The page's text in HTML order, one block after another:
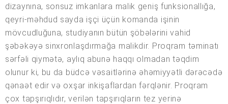
dizaynına, sonsuz imkanlara malik geniş funksionallığa,
qeyri-məhdud sayda işçi üçün komanda işinin
mövcudluğuna, studiyanın bütün şöbələrini vahid
şəbəkəyə sinxronlaşdırmağa malikdir. Proqram təminatı
sərfəli qiymətə, aylıq abunə haqqı olmadan təqdim
olunur ki, bu da büdcə vəsaitlərinə əhəmiyyətli dərəcədə
qənaət edir və oxşar inkişaflardan fərqlənir. Proqram
çox tapşırıqlıdır, verilən tapşırıqların tez yerinə